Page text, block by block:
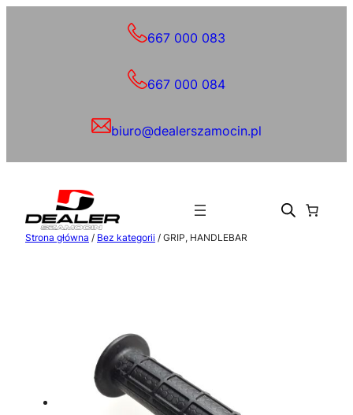
667 000 083
667 000 084
biuro@dealerszamocin.pl
Strona główna / Bez kategorii / GRIP, HANDLEBAR